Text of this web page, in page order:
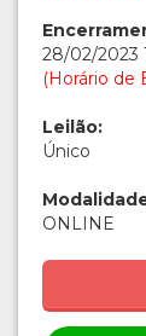
28/02/2023
(Horário de
Leilão:
Único
ONLINE